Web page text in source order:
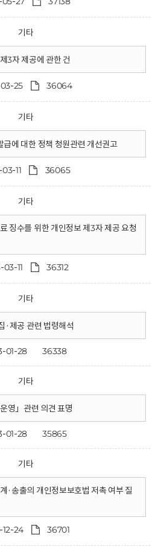
기타
3자 제공에 관한 건
25 36064
기타
에 대한 정책 청원관련 개선권고
11 36065
기타
징수를 위한 개인정보 제3자 제공 요청
03-11 36312
기타
·제공 관련 법령해석
01-28 36338
기타
영」관련 의견 표명
01-28 35865
기타
·송출의 개인정보보호법 저촉 여부 질
12-24 36701